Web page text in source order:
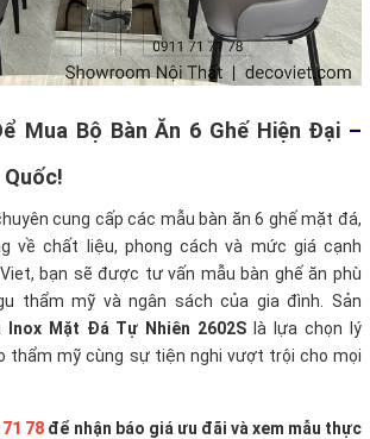
Mua Bộ Bàn Ăn 6 Ghế Hiện Đại –
Quốc!
cung cấp các mẫu bàn ăn 6 ghế mặt đá,
về chất liệu, phong cách và mức giá cạnh
bạn sẽ được tư vấn mẫu bàn ghế ăn phù
thẩm mỹ và ngân sách của gia đình. Sản
Inox Mặt Đá Tự Nhiên 2602S là lựa chọn lý
thẩm mỹ cùng sự tiện nghi vượt trội cho mọi
78 để nhận báo giá ưu đãi và xem mẫu thực